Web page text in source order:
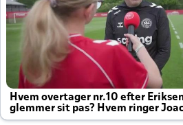
Hvem overtager nr.10 efter
glemmer sit pas? Hvem ringer
altid til efter kampe?